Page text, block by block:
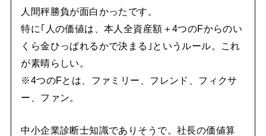
人間秤勝負が面白かったです。
特に｢人の価値は、本人全資産額＋4つのFからのい
くら金ひっぱれるかで決まる｣というルール。これ
が素晴らしい。
※4つのFとは、ファミリー、フレンド、フィクサ
ー、ファン。
中小企業診断士知識でありそうで。社長の価値算